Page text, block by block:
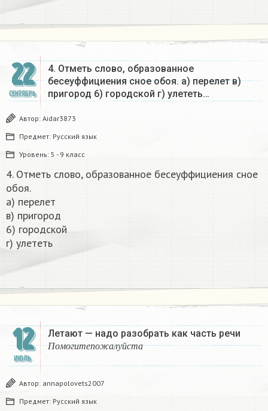
22
СЕНТЯБРЬ
4. Отметь слово, образованное
бесеуффициения сное обоя. а) перелет в)
пригород 6) городской г) улететь…
Автор: Aidar3873
Предмет: Русский язык
Уровень: 5 - 9 класс
4. Отметь слово, образованное бесеуффициения сное
обоя.
а) перелет
в) пригород
6) городской
г) улететь
12
ИЮЛЬ
Летают — надо разобрать как часть речи
П омо ги т е по ж ал у й с т а
По ж лу а
Автор: annapolovets2007
Предмет: Русский язык